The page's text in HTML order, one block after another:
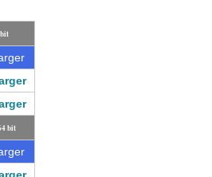
bit